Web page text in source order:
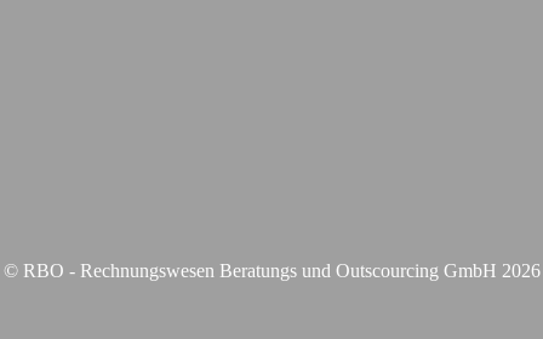
© RBO - Rechnungswesen Beratungs und Outscourcing GmbH 2026